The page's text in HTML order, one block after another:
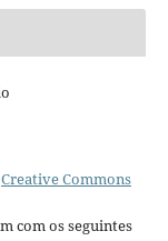
Creative Commons
com os seguintes